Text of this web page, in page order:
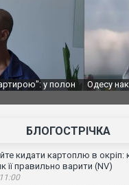
потужна злива з
БЛОГОСТРІЧКА
кидати картоплю в окріп:
її правильно варити (NV)